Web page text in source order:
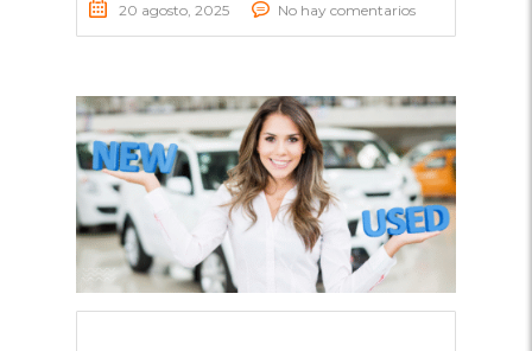
20 agosto, 2025 No hay comentarios